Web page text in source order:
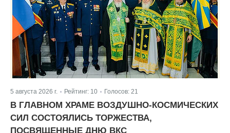
5 августа 2026 г. Рейтинг: 10 Голосов: 21
В ГЛАВНОМ ХРАМЕ ВОЗДУШНО-КОСМИЧЕСКИХ
СИЛ СОСТОЯЛИСЬ ТОРЖЕСТВА,
ПОСВЯЩЕННЫЕ ДНЮ ВКС